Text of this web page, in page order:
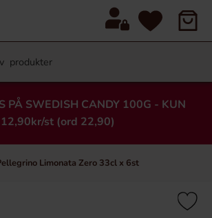
PÅ SWEDISH CANDY 100G - KUN
12,90kr/st (ord 22,90)
Limonata Zero 33cl x 6st
×